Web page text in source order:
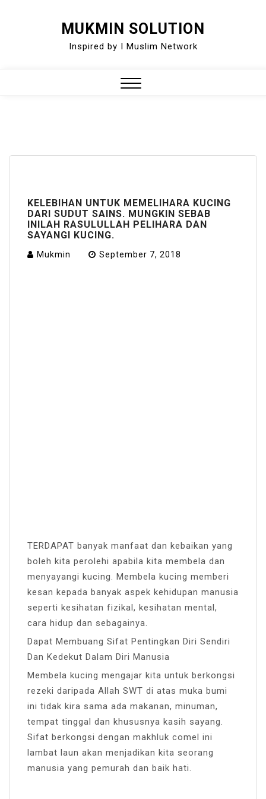
MUKMIN SOLUTION
Inspired by I Muslim Network
KELEBIHAN UNTUK MEMELIHARA KUCING
DARI SUDUT SAINS. MUNGKIN SEBAB
INILAH RASULULLAH PELIHARA DAN
SAYANGI KUCING.
Mukmin September 7, 2018
TERDAPAT banyak manfaat dan kebaikan yang
boleh kita perolehi apabila kita membela dan
menyayangi kucing. Membela kucing memberi
kesan kepada banyak aspek kehidupan manusia
seperti kesihatan fizikal, kesihatan mental,
cara hidup dan sebagainya.
Dapat Membuang Sifat Pentingkan Diri Sendiri
Dan Kedekut Dalam Diri Manusia
Membela kucing mengajar kita untuk berkongsi
rezeki daripada Allah SWT di atas muka bumi
ini tidak kira sama ada makanan, minuman,
tempat tinggal dan khususnya kasih sayang.
Sifat berkongsi dengan makhluk comel ini
lambat laun akan menjadikan kita seorang
manusia yang pemurah dan baik hati.